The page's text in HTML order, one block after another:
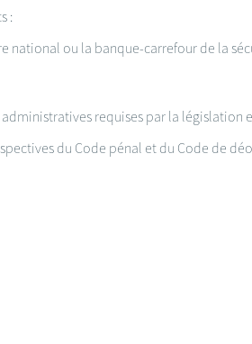
:
national ou la banque-carrefour de la
requises par la législation
du Code pénal et du Code de